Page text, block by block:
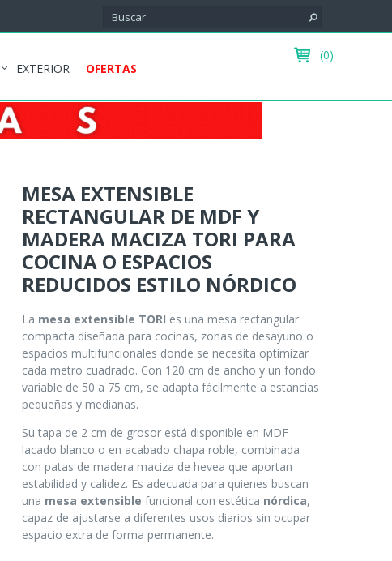
(0)
EXTERIOR OFERTAS
MESA EXTENSIBLE
RECTANGULAR DE MDF Y
MADERA MACIZA TORI PARA
COCINA O ESPACIOS
REDUCIDOS ESTILO NÓRDICO
La mesa extensible TORI es una mesa rectangular
compacta diseñada para cocinas, zonas de desayuno o
espacios multifuncionales donde se necesita optimizar
cada metro cuadrado. Con 120 cm de ancho y un fondo
variable de 50 a 75 cm, se adapta fácilmente a estancias
pequeñas y medianas.
Su tapa de 2 cm de grosor está disponible en MDF
lacado blanco o en acabado chapa roble, combinada
con patas de madera maciza de hevea que aportan
estabilidad y calidez. Es adecuada para quienes buscan
una mesa extensible funcional con estética nórdica,
capaz de ajustarse a diferentes usos diarios sin ocupar
espacio extra de forma permanente.